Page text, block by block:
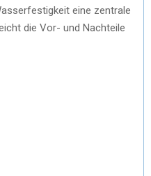
eine zentrale
die Vor- und Nachteile